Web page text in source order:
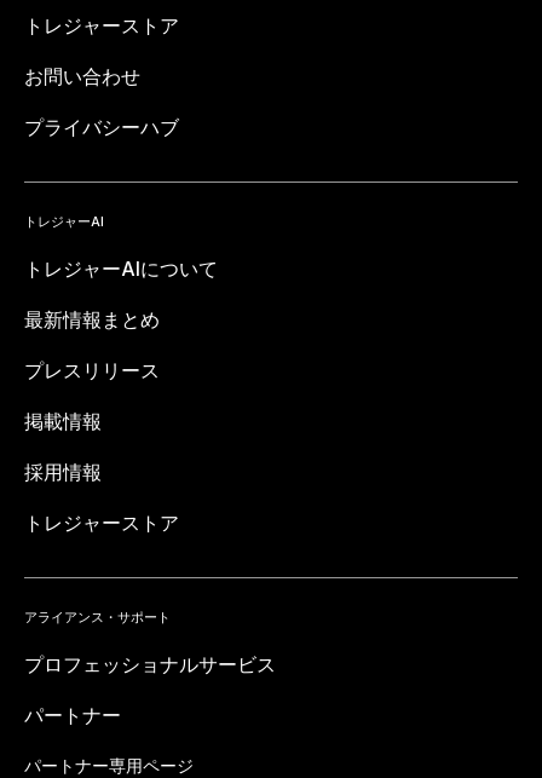
トレジャーストア
お問い合わせ
プライバシーハブ
トレジャーAI
トレジャーAIについて
最新情報まとめ
プレスリリース
掲載情報
採用情報
トレジャーストア
アライアンス・サポート
プロフェッショナルサービス
パートナー
パートナー専用ページ